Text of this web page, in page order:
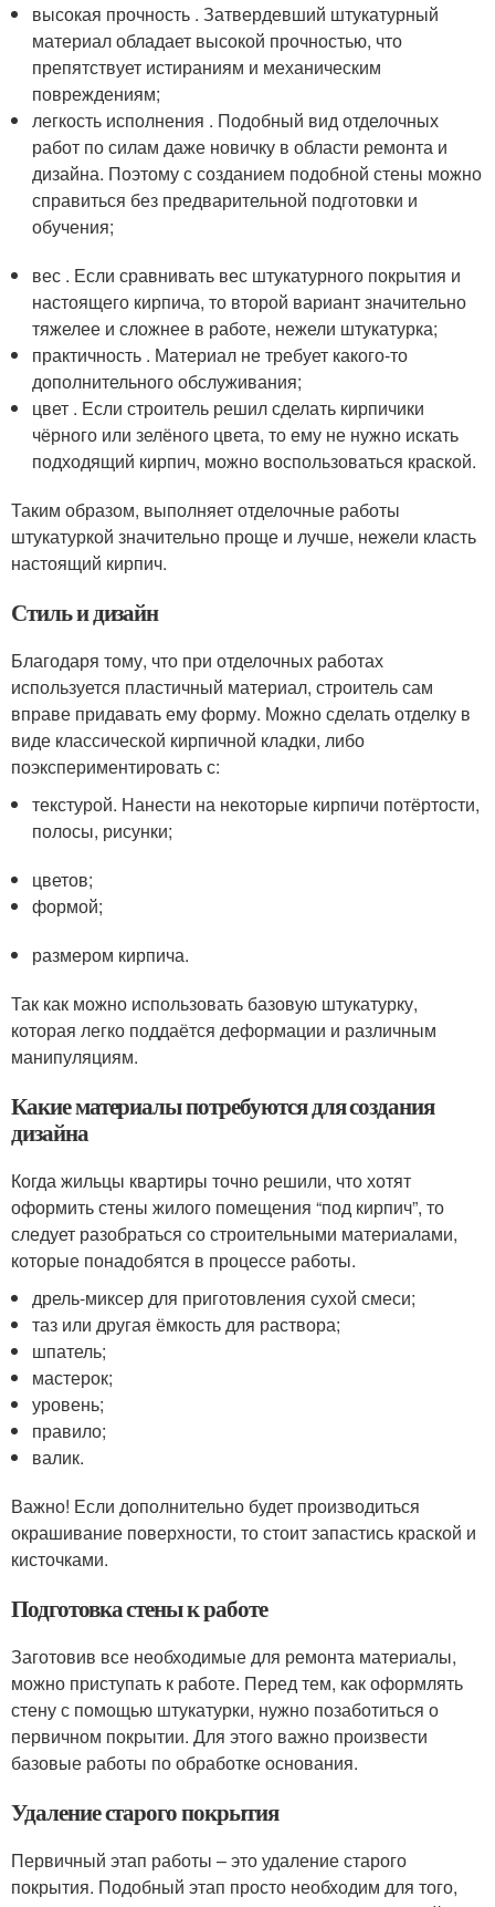
высокая прочность . Затвердевший штукатурный
материал обладает высокой прочностью, что
препятствует истираниям и механическим
повреждениям;
легкость исполнения . Подобный вид отделочных
работ по силам даже новичку в области ремонта и
дизайна. Поэтому с созданием подобной стены можно
справиться без предварительной подготовки и
обучения;
вес . Если сравнивать вес штукатурного покрытия и
настоящего кирпича, то второй вариант значительно
тяжелее и сложнее в работе, нежели штукатурка;
практичность . Материал не требует какого-то
дополнительного обслуживания;
цвет . Если строитель решил сделать кирпичики
чёрного или зелёного цвета, то ему не нужно искать
подходящий кирпич, можно воспользоваться краской.
Таким образом, выполняет отделочные работы
штукатуркой значительно проще и лучше, нежели класть
настоящий кирпич.
Стиль и дизайн
Благодаря тому, что при отделочных работах
используется пластичный материал, строитель сам
вправе придавать ему форму. Можно сделать отделку в
виде классической кирпичной кладки, либо
поэкспериментировать с:
текстурой. Нанести на некоторые кирпичи потёртости,
полосы, рисунки;
цветов;
формой;
размером кирпича.
Так как можно использовать базовую штукатурку,
которая легко поддаётся деформации и различным
манипуляциям.
Какие материалы потребуются для создания
дизайна
Когда жильцы квартиры точно решили, что хотят
оформить стены жилого помещения “под кирпич”, то
следует разобраться со строительными материалами,
которые понадобятся в процессе работы.
дрель-миксер для приготовления сухой смеси;
таз или другая ёмкость для раствора;
шпатель;
мастерок;
уровень;
правило;
валик.
Важно! Если дополнительно будет производиться
окрашивание поверхности, то стоит запастись краской и
кисточками.
Подготовка стены к работе
Заготовив все необходимые для ремонта материалы,
можно приступать к работе. Перед тем, как оформлять
стену с помощью штукатурки, нужно позаботиться о
первичном покрытии. Для этого важно произвести
базовые работы по обработке основания.
Удаление старого покрытия
Первичный этап работы – это удаление старого
покрытия. Подобный этап просто необходим для того,